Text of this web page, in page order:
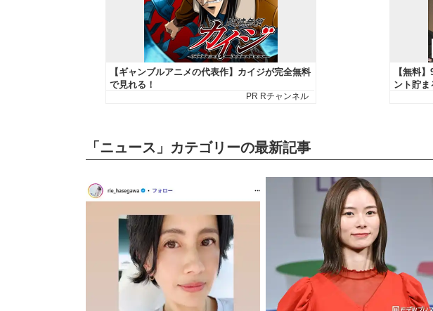
「ニュース」カテゴリーの最新記事